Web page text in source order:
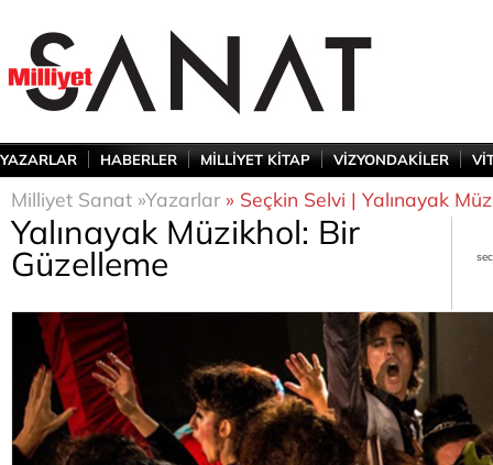
YAZARLAR HABERLER MİLLİYET KİTAP VİZYONDAKİLER
Milliyet Sanat »Yazarlar» Seçkin Selvi | Yalınayak
Yalınayak Müzikhol: Bir
Güzelleme